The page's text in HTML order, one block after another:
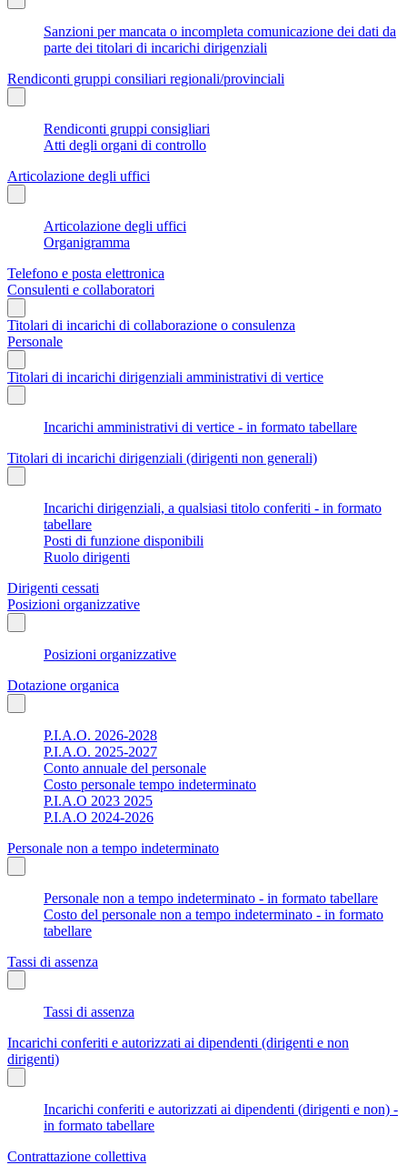
Sanzioni per mancata o incompleta comunicazione dei dati da
parte dei titolari di incarichi dirigenziali
Rendiconti gruppi consiliari regionali/provinciali
Rendiconti gruppi consigliari
Atti degli organi di controllo
Articolazione degli uffici
Articolazione degli uffici
Organigramma
Telefono e posta elettronica
Consulenti e collaboratori
Titolari di incarichi di collaborazione o consulenza
Personale
Titolari di incarichi dirigenziali amministrativi di vertice
Incarichi amministrativi di vertice - in formato tabellare
Titolari di incarichi dirigenziali (dirigenti non generali)
Incarichi dirigenziali, a qualsiasi titolo conferiti - in formato
tabellare
Posti di funzione disponibili
Ruolo dirigenti
Dirigenti cessati
Posizioni organizzative
Posizioni organizzative
Dotazione organica
P.I.A.O. 2026-2028
P.I.A.O. 2025-2027
Conto annuale del personale
Costo personale tempo indeterminato
P.I.A.O 2023 2025
P.I.A.O 2024-2026
Personale non a tempo indeterminato
Personale non a tempo indeterminato - in formato tabellare
Costo del personale non a tempo indeterminato - in formato
tabellare
Tassi di assenza
Tassi di assenza
Incarichi conferiti e autorizzati ai dipendenti (dirigenti e non
dirigenti)
Incarichi conferiti e autorizzati ai dipendenti (dirigenti e non) -
in formato tabellare
Contrattazione collettiva